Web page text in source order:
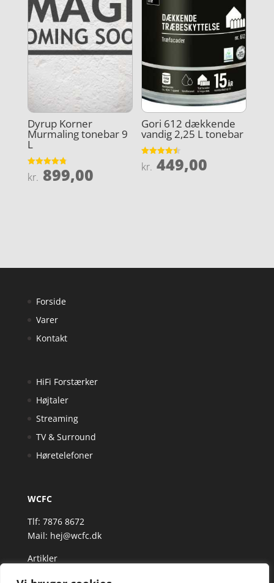
Dyrup Korner
Murmaling tonebar 9
L
Vurderet
4.8
kr. 899,00
Gori 612 dækkende
vandig 2,25 L tonebar
Vurderet
4.5
kr. 449,00
Forside
Varer
Kontakt
HiFi Forstærker
Højtaler
Streaming
TV & Surround
Høretelefoner
WCFC
Tlf: 7876 8672
Mail: hej@wcfc.dk
Artikler